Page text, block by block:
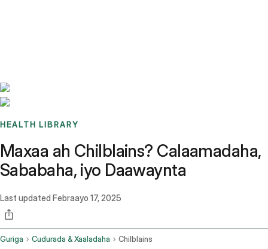
HEALTH LIBRARY
Maxaa ah Chilblains? Calaamadaha,
Sababaha, iyo Daawaynta
Last updated Febraayo 17, 2025
Guriga Cudurada & Xaaladaha Chilblains